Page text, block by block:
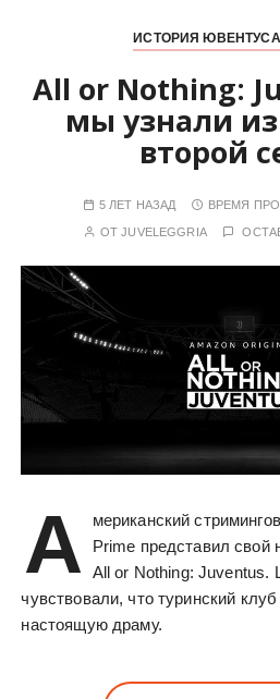
ИСТОРИЯ ЮВЕНТУСА
All or Nothing:
мы узнали
второй
5 ЛЕТ НАЗАД ВРЕМЯ
ОТJUVELEGGRIA
А
мериканский
Prime представил свой
All or Nothing: Juventus.
чувствовали, что туринский
настоящую драму.